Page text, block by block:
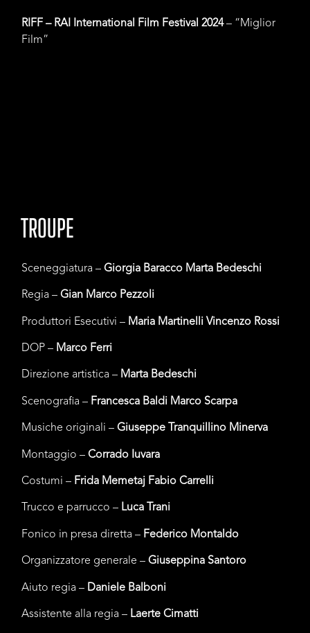
RIFF – RAI International Film Festival 2024– “Miglior
Film”
TROUPE
Sceneggiatura –Giorgia Baracco Marta Bedeschi
Regia –Gian Marco Pezzoli
Produttori Esecutivi – Maria Martinelli Vincenzo Rossi
DOP – Marco Ferri
Direzione artistica – Marta Bedeschi
Scenografia – Francesca Baldi Marco Scarpa
Musiche originali –Giuseppe Tranquillino Minerva
Montaggio –Corrado Iuvara
Costumi – Frida Memetaj FabioCarrelli
Trucco e parrucco – Luca Trani
Fonico in presa diretta – Federico Montaldo
Organizzatore generale –Giuseppina Santoro
Aiuto regia – Daniele Balboni
Assistente alla regia – Laerte Cimatti